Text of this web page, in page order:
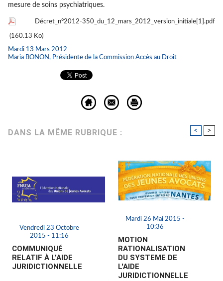
mesure de soins psychiatriques.
Décret_n°2012-350_du_12_mars_2012_version_initiale[1].pdf
(160.13 Ko)
Mardi 13 Mars 2012
Maria BONON, Présidente de la Commission Accès au Droit
DANS LA MÊME RUBRIQUE : < >
Vendredi 23 Octobre
2015 - 11:16
COMMUNIQUÉ
RELATIF À L’AIDE
JURIDICTIONNELLE
Mardi 26 Mai 2015 -
10:36
MOTION
RATIONALISATION
DU SYSTEME DE
L'AIDE
JURIDICTIONNELLE